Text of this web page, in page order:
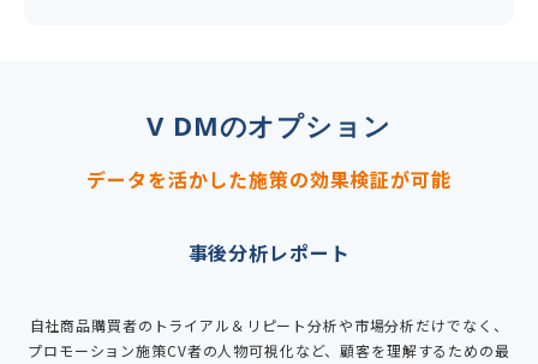
V DMのオプション
データを活かした施策の効果検証が可能
事後分析レポート
自社商品購買者のトライアル＆リピート分析や市場分析だけでなく、
プロモーション施策CV者の人物可視化など、顧客を理解するための最